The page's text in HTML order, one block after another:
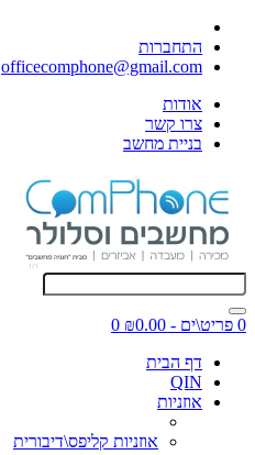
התחברות
officecomphone@gmail.com
אודות
צרו קשר
בניית מחשב
0 פריט\ים - ₪0.00
0
דף הבית
QIN
אוזניות
אוזניות קליפס\דיבורית